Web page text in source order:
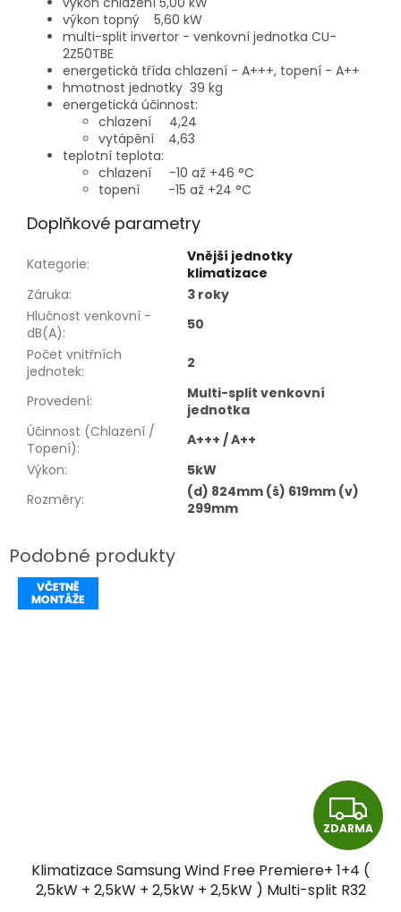
výkon topný 5,60 kW
multi-split invertor - venkovní jednotka CU-
2Z50TBE
energetická třída chlazení - A+++, topení - A++
hmotnost jednotky 39 kg
energetická účinnost:
chlazení 4,24
vytápění 4,63
teplotní teplota:
chlazení -10 až +46 °C
topení -15 až +24 °C
Doplňkové parametry
Kategorie:
Vnější jednotky
klimatizace
Záruka:
3 roky
Hlučnost venkovní -
dB(A):
50
Počet vnitřních
jednotek: 2
Provedení:
Multi-split venkovní
jednotka
Účinnost (Chlazení /
Topení):
A+++ / A++
Výkon:
5kW
Rozměry:
(d) 824mm (š) 619mm (v)
299mm
Z
D
A
ZDARMA
Klimatizace Samsung Wind Free Premiere+ 1+4 (
2,5kW + 2,5kW + 2,5kW + 2,5kW ) Multi-split R32